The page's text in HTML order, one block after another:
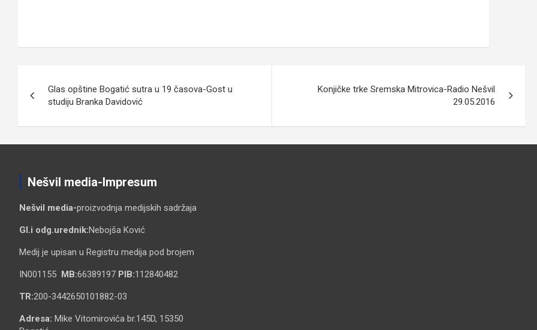
чланка
Glas opštine Bogatić sutra u 19 časova-Gost u
studiju Branka Davidović
Konjičke trke Sremska Mitrovica-Radio Nešvil
29.05.2016
Nešvil media-Impresum
Nešvil media-proizvodnja medijskih sadržaja
Gl.i odg.urednik:Nebojša Ković
Medij je upisan u Registru medija pod brojem
IN001155 MB:66389197 PIB:112840482
TR:200-3442650101882-03
Adresa: Mike Vitomirovića br.145D, 15350